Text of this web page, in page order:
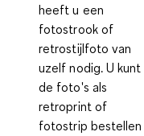
heeft u een
fotostrook of
retrostijlfoto van
uzelf nodig. U kunt
de foto's als
retroprint of
fotostrip bestellen